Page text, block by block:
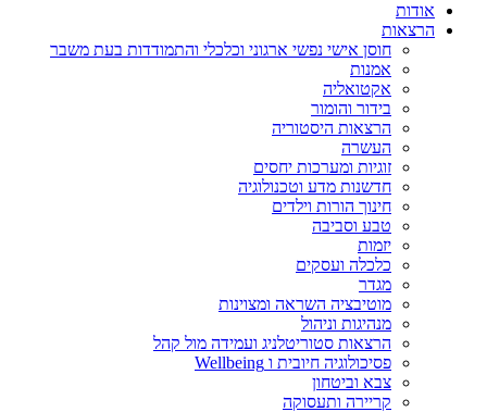
אודות
הרצאות
חוסן אישי נפשי ארגוני וכלכלי והתמודדות בעת משבר
אמנות
אקטואליה
בידור והומור
הרצאות היסטוריה
העשרה
זוגיות ומערכות יחסים
חדשנות מדע וטכנולוגיה
חינוך הורות וילדים
טבע וסביבה
יזמות
כלכלה ועסקים
מגדר
מוטיבציה השראה ומצוינות
מנהיגות וניהול
הרצאות סטוריטלניג ועמידה מול קהל
פסיכולוגיה חיובית ו Wellbeing
צבא וביטחון
קריירה ותעסוקה